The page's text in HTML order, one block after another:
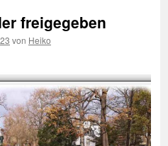
freigegeben
von Heiko